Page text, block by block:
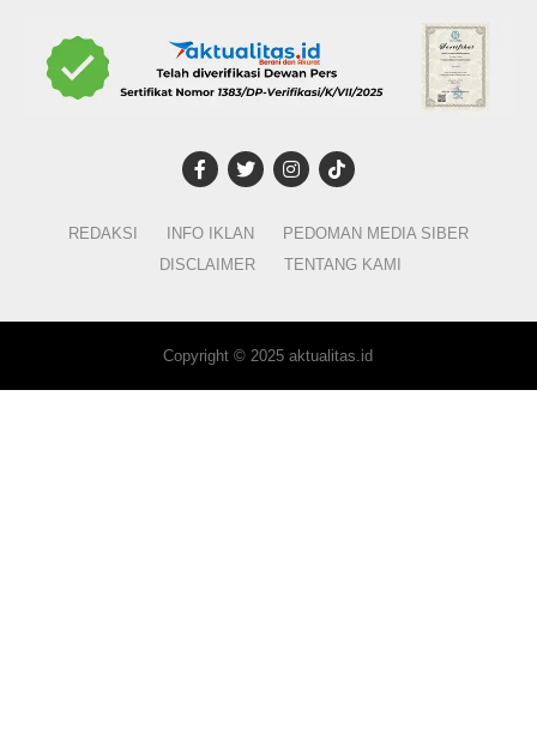
REDAKSI INFO IKLAN
PEDOMAN MEDIA SIBER
DISCLAIMER
TENTANG KAMI
Copyright © 2025 aktualitas.id